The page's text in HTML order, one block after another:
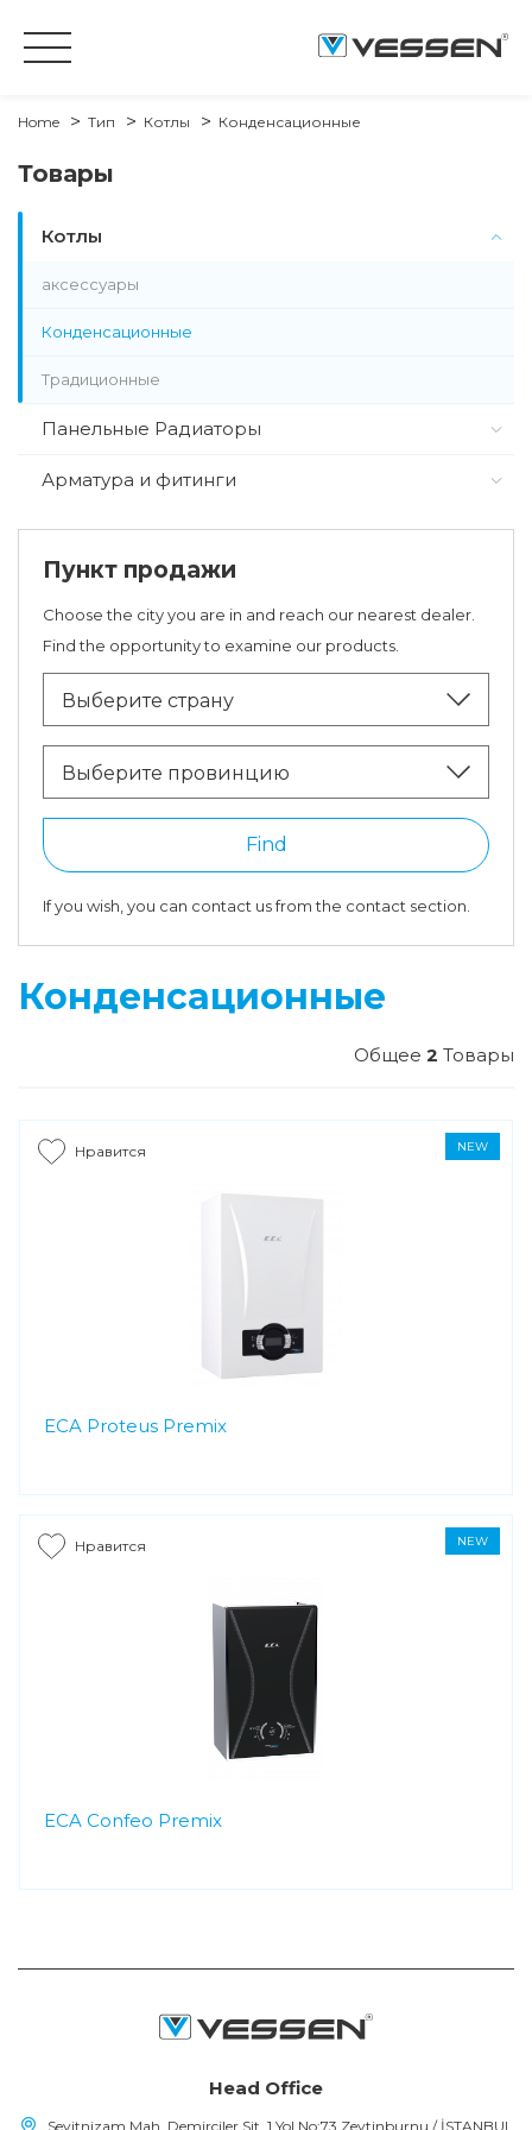
Home Тип Котлы Конденсационные
Товары
Котлы
аксессуары
Конденсационные
Традиционные
Панельные Радиаторы
Арматура и фитинги
Пункт продажи
Choose the city you are in and reach our nearest dealer.
Find the opportunity to examine our products.
Выберите страну
Выберите провинцию
Find
If you wish, you can contact us from the contact section.
Конденсационные
Общее 2 Товары
NEW
Нравится
ECA Proteus Premix
NEW
Нравится
ECA Confeo Premix
Head Office
Seyitnizam Mah. Demirciler Sit. 1.Yol No:73 Zeytinburnu / İSTANBUL